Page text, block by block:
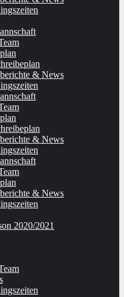
& News
& News
& News
2020/2021